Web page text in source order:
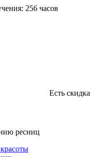
256 часов
Есть скидка